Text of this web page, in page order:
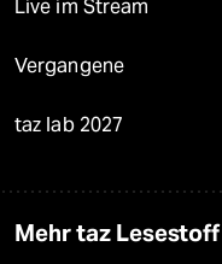
Live im Stream
Vergangene
taz lab 2027
Mehr taz Lesestoff